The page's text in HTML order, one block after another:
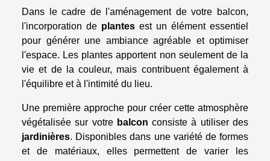
Dans le cadre de l'aménagement de votre balcon,
l'incorporation de plantes est un élément essentiel
pour générer une ambiance agréable et optimiser
l'espace. Les plantes apportent non seulement de la
vie et de la couleur, mais contribuent également à
l'équilibre et à l'intimité du lieu.
Une première approche pour créer cette atmosphère
végétalisée sur votre balcon consiste à utiliser des
jardinières. Disponibles dans une variété de formes
et de matériaux, elles permettent de varier les